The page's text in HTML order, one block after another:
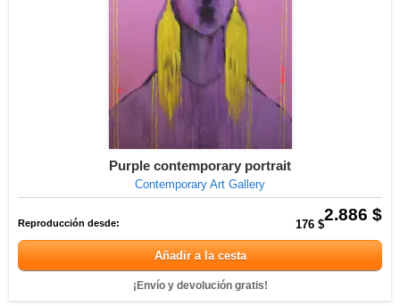
Purple contemporary portrait
Contemporary Art Gallery
2.886 $
Reproducción desde: 176 $
Añadir a la cesta
¡Envío y devolución gratis!